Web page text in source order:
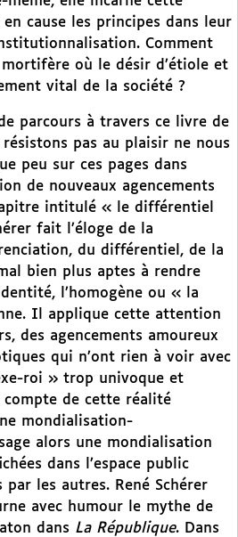
cause les principes dans leur
Comment
où le désir d’étiole et
vital de la société ?
parcours à travers ce livre de
résistons pas au plaisir ne nous
peu sur ces pages dans
de nouveaux agencements
intitulé « le différentiel
fait l’éloge de la
du différentiel, de la
bien plus aptes à rendre
l’homogène ou « la
Il applique cette attention
des agencements amoureux
qui n’ont rien à voir avec
roi » trop univoque et
de cette réalité
mondialisation-
alors une mondialisation
dans l’espace public
par les autres. René Schérer
avec humour le mythe de
dans La République. Dans